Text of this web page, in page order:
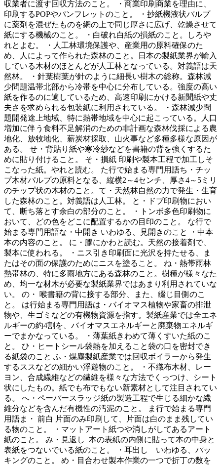
収業者に渡す回収方法のこと。 ・商業印刷商業を理由に、
印刷するPOPやパンフレットのこと。 ・抄紙機液状パルプ
に薬剤を混ぜたものを網の上で同じ厚さに広げ、乾燥させて
紙にする機械のこと。 ・白破れ白紙の損紙のこと。しろや
れとよむ。 ・人工林環境保護や、産業用の原料確保のた
め、人によって作られた森林のこと。日本の製紙業界が輸入
している木材のほとんどが人工林となっている。対義語は天
然林。 ・針葉樹葉が針のように細長い樹木の総称。森林減
少問題温帯北部から冷帯を中心に分布している。強度の高い
紙を作るのに適しているため、高速印刷にかける新聞紙や丈
夫さを求められる包装紙に利用されている。 ・森林減少問
題開発途上地域、特に熱帯地域を中心に起こっている。人口
増加に伴う食料不足解消のための非計画な森林伐採による農
地化、放牧地化、薪炭材採取、山火事など多種多様な原因が
ある。 せ・背貼り紙や寒冷紗などを書籍の背を強くするた
めに貼り付けること。 そ・損紙 印刷や製本工程で加工しそ
こなった紙。やれと読む。 た行で始まる専門用語ち・チッ
プ木材パルプの原料となる、縦横2～4センチ、厚さ4～5ミリ
のチップ状の木材のこと。て・天然林自然の力で発生・生育
した森林のこと。対義語は人工林。 と・ドブ印刷物におい
て、断ち落とす余白の部分のこと。 ・トンボ多色印刷物に
おいて、どの色をどこに配置するかの目印のこと。 な行で
始まる専門用語な・中開き いわゆる、見開きのこと ・中本
本の内容のこと。 に・膠にかわと読む。天然の接着剤で、
製本に使われる。 ・ニス引き印刷面に光沢を持たせる、ま
たはその面の保護のためにニスを塗ること。 ね・熱帯雨林
熱帯林の、特に多雨地方にある森林のこと。樹種が様々なた
め、均一な材木が必要な製紙業界ではあまり利用されていな
い。 の・ 喉書籍の背に接する部分、また、綴じ目側のこ
と。 は行始まる専門用語は・バイオマス植物や家畜の排泄
物や、生ゴミなどの有機物資源を指す。製紙産業では全エネ
ルギーの約4割を、バイオマスエネルギーと廃棄物エネルギ
ーでまかなっている。 ・薄葉紙きわめて薄くすいた紙のこ
と。 ひ・ヒートシール袋熱を加えること袋の口を密封でき
る紙袋のこと ふ・煤塵製紙産業では回収ボイラーから発生
するススなどの細かい浮遊物のこと。 ・不織布木材、レー
ヨン、合成繊維などの繊維を様々な方法でくっつけ、シート
状にしたもの。紙でも布でもない新素材として注目されてい
る。 へ・ペーパースラッジ紙の製造工程で生じる細かな繊
維分などを含んだ有機性の汚泥のこと。 ま行で始まる専門
用語ま・ 前白 片面のみ印刷して、片面は白のまま残してい
る物のこと。 ・マットアート紙つや消しがしてあるアート
紙のこと。 み・見返し 本の表紙の内側に貼って本の中身と
表紙をつないでいる紙のこと。 ・耳出し いわゆる、パッ
キングのこと。 め・目合わせ製本作業の一つで折丁の数を